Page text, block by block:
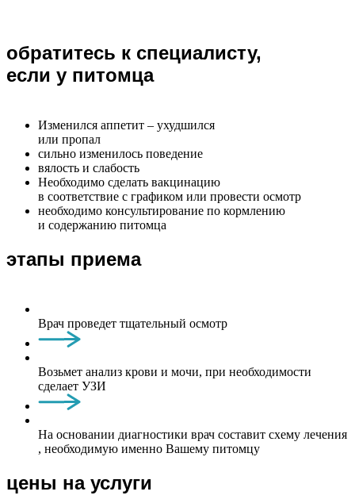
обратитесь к специалисту,
если у питомца
Изменился аппетит – ухудшился
или пропал
сильно изменилось поведение
вялость и слабость
Необходимо сделать вакцинацию
в соответствие с графиком или провести осмотр
необходимо консультирование по кормлению
и содержанию питомца
этапы приема
Врач проведет тщательный осмотр
Возьмет анализ крови и мочи, при необходимости
сделает УЗИ
На основании диагностики врач составит схему лечения
, необходимую именно Вашему питомцу
цены на услуги